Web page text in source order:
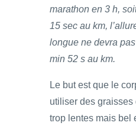
marathon en 3 h,
15 sec au km,
longue ne devra
min 52 s au km.
Le but est que le
utiliser des
trop lentes mais bel